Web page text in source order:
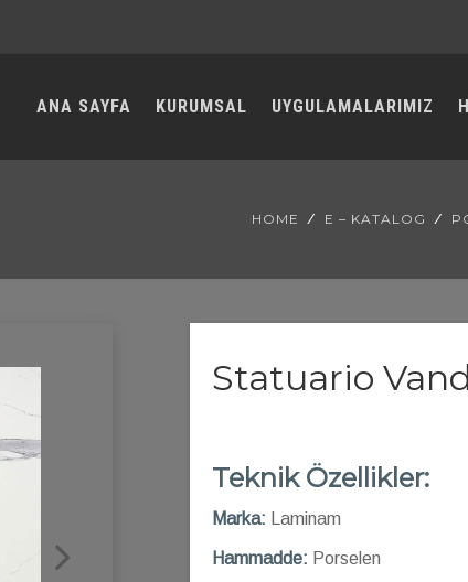
ANA SAYFA KURUMSAL UYGULAMALARIMIZ
HOME E – KATALOG
Statuario
Teknik Özellikler:
Marka: Laminam
Hammadde: Porselen